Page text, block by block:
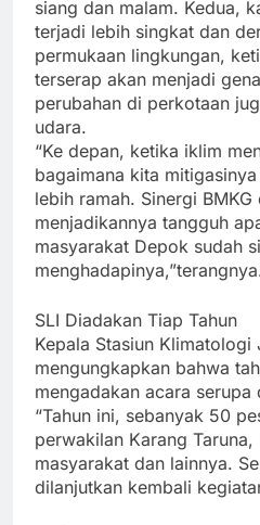
siang dan malam. Kedua,
terjadi lebih singkat dan
permukaan lingkungan,
terserap akan menjadi
perubahan di perkotaan
udara.
“Ke depan, ketika iklim
bagaimana kita
lebih ramah. Sinergi
menjadikannya tangguh
masyarakat Depok sudah
SLI Diadakan Tiap Tahun
Kepala Stasiun Klimatologi
mengungkapkan bahwa
mengadakan acara serupa
“Tahun ini, sebanyak 50
perwakilan Karang
masyarakat dan lainnya.
dilanjutkan kembali